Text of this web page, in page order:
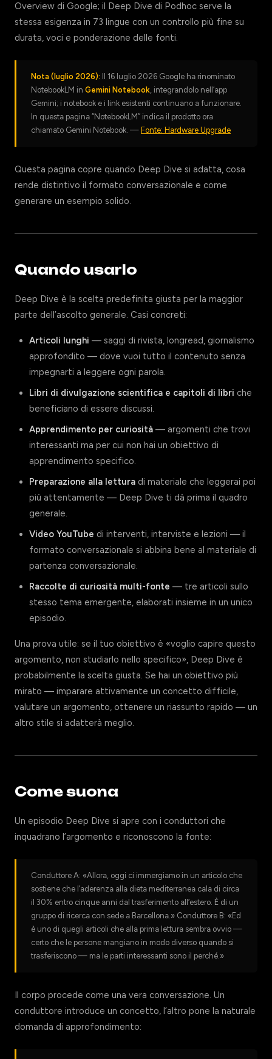
Overview di Google; il Deep Dive di Podhoc serve la
stessa esigenza in 73 lingue con un controllo più fine su
durata, voci e ponderazione delle fonti.
Nota (luglio 2026): Il 16 luglio 2026 Google ha rinominato
NotebookLM in Gemini Notebook, integrandolo nell’app
Gemini; i notebook e i link esistenti continuano a funzionare.
In questa pagina “NotebookLM” indica il prodotto ora
chiamato Gemini Notebook. — Fonte: Hardware Upgrade
Questa pagina copre quando Deep Dive si adatta, cosa
rende distintivo il formato conversazionale e come
generare un esempio solido.
Quando usarlo
Deep Dive è la scelta predefinita giusta per la maggior
parte dell’ascolto generale. Casi concreti:
Articoli lunghi — saggi di rivista, longread, giornalismo
approfondito — dove vuoi tutto il contenuto senza
impegnarti a leggere ogni parola.
Libri di divulgazione scientifica e capitoli di libri che
beneficiano di essere discussi.
Apprendimento per curiosità — argomenti che trovi
interessanti ma per cui non hai un obiettivo di
apprendimento specifico.
Preparazione alla lettura di materiale che leggerai poi
più attentamente — Deep Dive ti dà prima il quadro
generale.
Video YouTube di interventi, interviste e lezioni — il
formato conversazionale si abbina bene al materiale di
partenza conversazionale.
Raccolte di curiosità multi-fonte — tre articoli sullo
stesso tema emergente, elaborati insieme in un unico
episodio.
Una prova utile: se il tuo obiettivo è «voglio capire questo
argomento, non studiarlo nello specifico», Deep Dive è
probabilmente la scelta giusta. Se hai un obiettivo più
mirato — imparare attivamente un concetto difficile,
valutare un argomento, ottenere un riassunto rapido — un
altro stile si adatterà meglio.
Come suona
Un episodio Deep Dive si apre con i conduttori che
inquadrano l’argomento e riconoscono la fonte:
Conduttore A: «Allora, oggi ci immergiamo in un articolo che
sostiene che l’aderenza alla dieta mediterranea cala di circa
il 30% entro cinque anni dal trasferimento all’estero. È di un
gruppo di ricerca con sede a Barcellona.» Conduttore B: «Ed
è uno di quegli articoli che alla prima lettura sembra ovvio —
certo che le persone mangiano in modo diverso quando si
trasferiscono — ma le parti interessanti sono il perché.»
Il corpo procede come una vera conversazione. Un
conduttore introduce un concetto, l’altro pone la naturale
domanda di approfondimento: